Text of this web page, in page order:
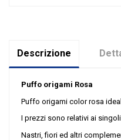
Descrizione
Puffo origami Rosa
Puffo origami color rosa
I prezzi sono relativi ai
Nastri, fiori ed altri